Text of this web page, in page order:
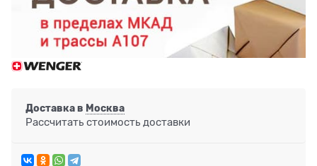
Доставка в Москва
Рассчитать стоимость доставки